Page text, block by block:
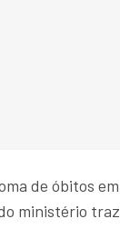
de óbitos
ministério